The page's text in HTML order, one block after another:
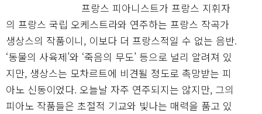
프랑스 피아니스트가 프랑스 지휘자
의 프랑스 국립 오케스트라와 연주하는 프랑스 작곡가
생상스의 작품이니, 이보다 더 프랑스적일 수 없는 음반.
‘동물의 사육제’와 ‘죽음의 무도’ 등으로 널리 알려져 있
지만, 생상스는 모차르트에 비견될 정도로 촉망받는 피
아노 신동이었다. 오늘날 자주 연주되지는 않지만, 그의
피아노 작품들은 초절적 기교와 빛나는 매력을 품고 있